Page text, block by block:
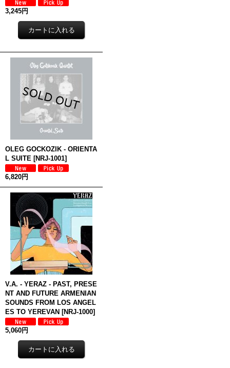
3,245円
OLEG GOCKOZIK - ORIENTA
L SUITE [NRJ-1001]
6,820円
V.A. - YERAZ - PAST, PRESE
NT AND FUTURE ARMENIAN
SOUNDS FROM LOS ANGEL
ES TO YEREVAN [NRJ-1000]
5,060円